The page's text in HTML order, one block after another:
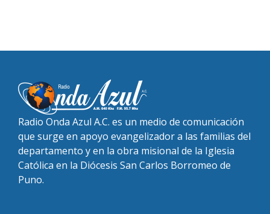
Radio Onda Azul A.C. es un medio de comunicación
que surge en apoyo evangelizador a las familias del
departamento y en la obra misional de la Iglesia
Católica en la Diócesis San Carlos Borromeo de
Puno.